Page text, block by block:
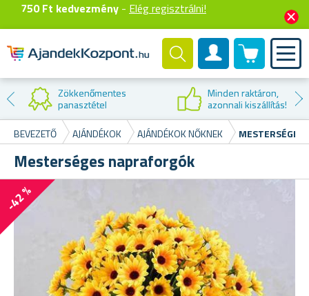
750 Ft kedvezmény - Elég regisztrálni!
Felhasználók fiók
0 termék
Minden raktáron,
azonnali kiszállítás!
BEVEZETŐ
AJÁNDÉKOK AJÁNDÉKOK NŐKNEK MESTERSÉGES
Mesterséges napraforgók
-42 %